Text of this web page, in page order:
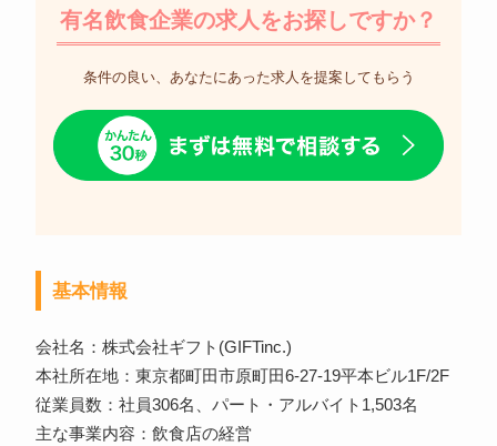
有名飲食企業の求人をお探しですか？
条件の良い、あなたにあった求人を提案してもらう
基本情報
会社名：株式会社ギフト(GIFTinc.)
本社所在地：東京都町田市原町田6-27-19平本ビル1F/2F
従業員数：社員306名、パート・アルバイト1,503名
主な事業内容：飲食店の経営